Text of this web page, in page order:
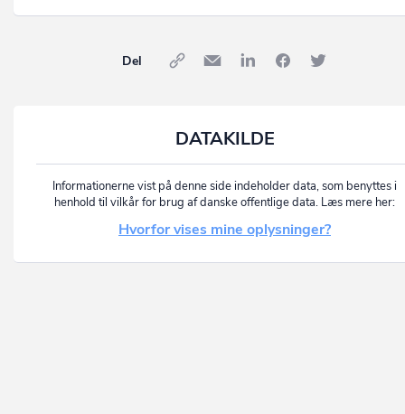
Del
DATAKILDE
Informationerne vist på denne side indeholder data, som benyttes i
henhold til vilkår for brug af danske offentlige data. Læs mere her:
Hvorfor vises mine oplysninger?